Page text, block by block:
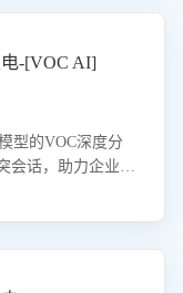
-[VOC AI]
型的VOC深度分
会话，助力企业精
风险会话、精准判
客服应对合理性与
现客户满意度的持